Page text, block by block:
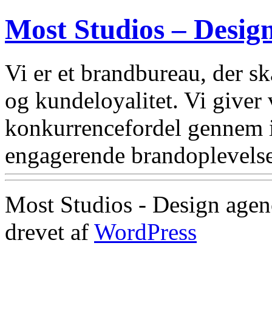
Most Studios –
Vi er et brandbureau, der
og kundeloyalitet. Vi giver
konkurrencefordel
engagerende
Most Studios - Design
drevet af WordPress